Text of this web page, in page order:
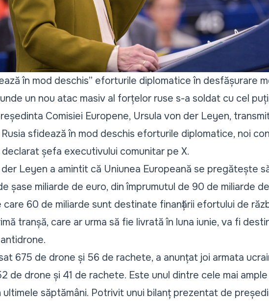
în mod deschis” eforturile diplomatice în desfășurare
un nou atac masiv al forțelor ruse s-a soldat cu cel
Comisiei Europene, Ursula von der Leyen,
Rusia sfidează în mod deschis eforturile diplomatice, noi
declarat șefa executivului comunitar pe X.
Leyen a amintit că Uniunea Europeană se pregătește
șase miliarde de euro, din împrumutul de 90 de miliarde
care 60 de miliarde sunt destinate finanțării efortului de
tranșă, care ar urma să fie livrată în luna iunie, va fi
675 de drone și 56 de rachete, a anunțat joi armata
de drone și 41 de rachete. Este unul dintre cele mai
ultimele săptămâni. Potrivit unui bilanț prezentat de